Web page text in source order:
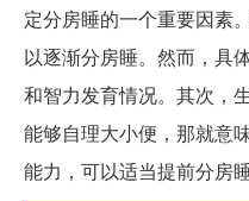
定分房睡的一个重要因素
以逐渐分房睡。然而，具
和智力发育情况。其次，
能够自理大小便，那就意
能力，可以适当提前分房睡